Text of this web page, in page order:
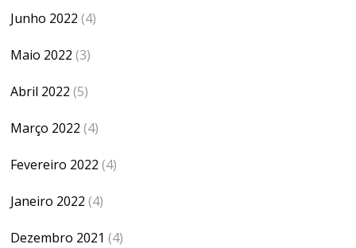
Junho 2022 (4)
Maio 2022 (3)
Abril 2022 (5)
Março 2022 (4)
Fevereiro 2022 (4)
Janeiro 2022 (4)
Dezembro 2021 (4)